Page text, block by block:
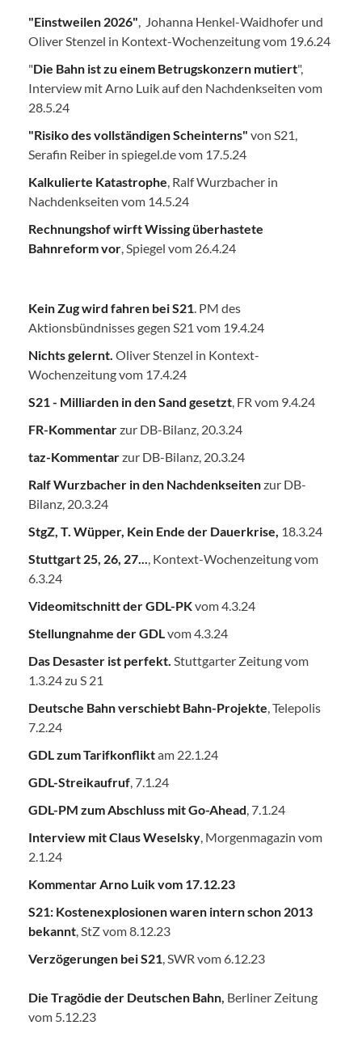
"Einstweilen 2026", Johanna Henkel-Waidhofer und
Oliver Stenzel in Kontext-Wochenzeitung vom 19.6.24
"Die Bahn ist zu einem Betrugskonzern mutiert",
Interview mit Arno Luik auf den Nachdenkseiten vom
28.5.24
"Risiko des vollständigen Scheinterns" von S21,
Serafin Reiber in spiegel.de vom 17.5.24
Kalkulierte Katastrophe, Ralf Wurzbacher in
Nachdenkseiten vom 14.5.24
Rechnungshof wirft Wissing überhastete
Bahnreform vor, Spiegel vom 26.4.24
Kein Zug wird fahren bei S21. PM des
Aktionsbündnisses gegen S21 vom 19.4.24
Nichts gelernt. Oliver Stenzel in Kontext-
Wochenzeitung vom 17.4.24
S21 - Milliarden in den Sand gesetzt, FR vom 9.4.24
FR-Kommentarzur DB-Bilanz, 20.3.24
taz-Kommentarzur DB-Bilanz, 20.3.24
Ralf Wurzbacher in den Nachdenkseitenzur DB-
Bilanz, 20.3.24
StgZ, T. Wüpper, Kein Ende der Dauerkrise, 18.3.24
Stuttgart 25, 26, 27..., Kontext-Wochenzeitung vom
6.3.24
Videomitschnitt der GDL-PKvom 4.3.24
Stellungnahme der GDLvom 4.3.24
Das Desaster ist perfekt. Stuttgarter Zeitung vom
1.3.24 zu S 21
Deutsche Bahn verschiebt Bahn-Projekte, Telepolis
7.2.24
GDL zum Tarifkonfliktam 22.1.24
GDL-Streikaufruf, 7.1.24
GDL-PM zum Abschluss mit Go-Ahead, 7.1.24
Interview mit Claus Weselsky, Morgenmagazin vom
2.1.24
Kommentar Arno Luik vom 17.12.23
S21: Kostenexplosionen waren intern schon 2013
bekannt, StZ vom 8.12.23
Verzögerungen bei S21, SWR vom 6.12.23
Die Tragödie der Deutschen Bahn, Berliner Zeitung
vom 5.12.23